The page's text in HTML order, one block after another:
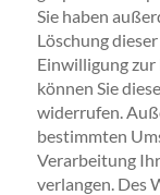
Sie haben
Löschung
Einwilligung
können Sie
widerrufen.
bestimmten
Verarbeitung
verlangen. Des